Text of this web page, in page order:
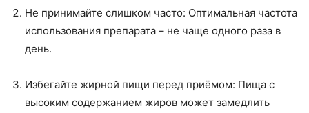
Не принимайте слишком часто: Оптимальная частота
использования препарата – не чаще одного раза в
день.
Избегайте жирной пищи перед приёмом: Пища с
высоким содержанием жиров может замедлить